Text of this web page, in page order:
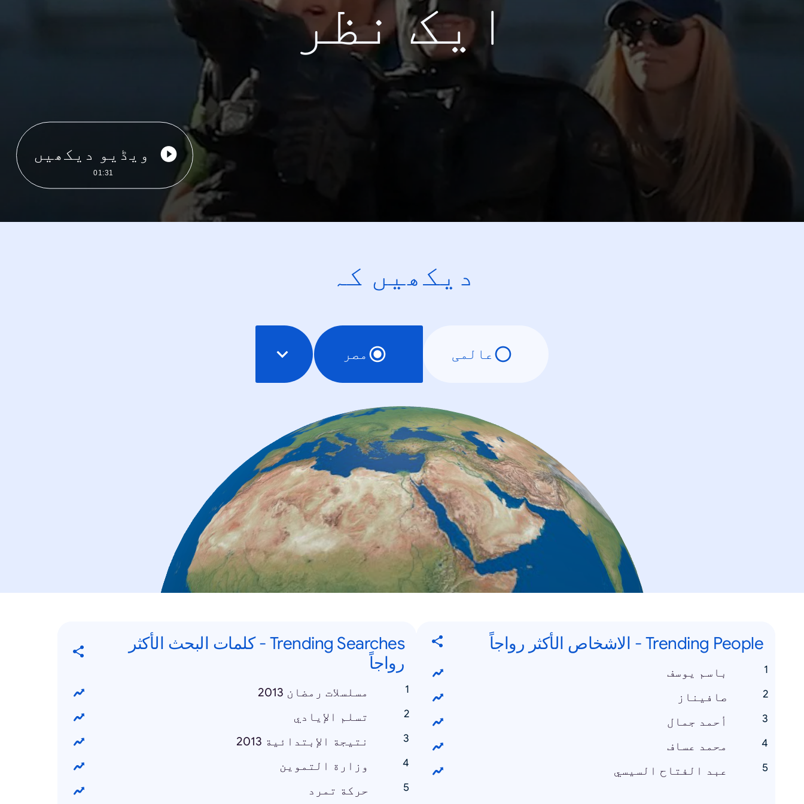
ایک نظر
ویڈیو دیکھیں
01:31
دیکھیں کہ
عالمی مصر
Trending People - الاشخاص الأكثر رواجاً
باسم يوسف
صافيناز
أحمد جمال
محمد عساف
عبد الفتاح السيسي
Trending Searches - كلمات البحث الأكثر
رواجاً
مسلسلات رمضان 2013
تسلم الإيادي
نتيجة الإبتدائية 2013
وزارة التموين
حركة تمرد